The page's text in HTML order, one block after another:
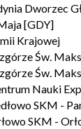
Dworzec
[GDY]
Krajowej
Św.
Św.
Nauki
SKM -
SKM -